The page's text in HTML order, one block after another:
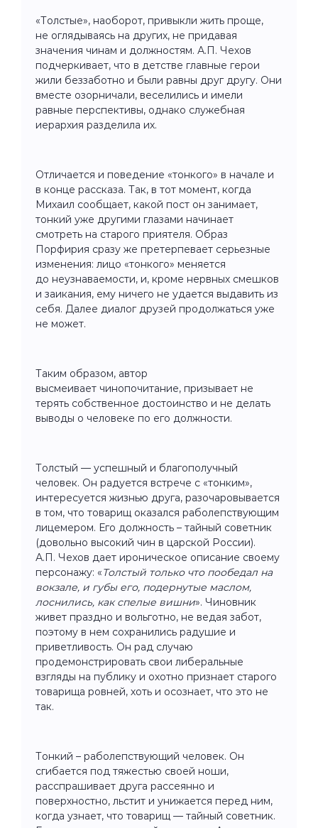
«Толстые», наоборот, привыкли жить проще,
не оглядываясь на других, не придавая
значения чинам и должностям. А.П. Чехов
подчеркивает, что в детстве главные герои
жили беззаботно и были равны друг другу. Они
вместе озорничали, веселились и имели
равные перспективы, однако служебная
иерархия разделила их.
Отличается и поведение «тонкого» в начале и
в конце рассказа. Так, в тот момент, когда
Михаил сообщает, какой пост он занимает,
тонкий уже другими глазами начинает
смотреть на старого приятеля. Образ
Порфирия сразу же претерпевает серьезные
изменения: лицо «тонкого» меняется
до неузнаваемости, и, кроме нервных смешков
и заикания, ему ничего не удается выдавить из
себя. Далее диалог друзей продолжаться уже
не может.
Таким образом, автор
высмеивает чинопочитание, призывает не
терять собственное достоинство и не делать
выводы о человеке по его должности.
Толстый — успешный и благополучный
человек. Он радуется встрече с «тонким»,
интересуется жизнью друга, разочаровывается
в том, что товарищ оказался раболепствующим
лицемером. Его должность – тайный советник
(довольно высокий чин в царской России).
А.П. Чехов дает ироническое описание своему
персонажу: «Толстый только что пообедал на
вокзале, и губы его, подернутые маслом,
лоснились, как спелые вишни». Чиновник
живет праздно и вольготно, не ведая забот,
поэтому в нем сохранились радушие и
приветливость. Он рад случаю
продемонстрировать свои либеральные
взгляды на публику и охотно признает старого
товарища ровней, хоть и осознает, что это не
так.
Тонкий – раболепствующий человек. Он
сгибается под тяжестью своей ноши,
расспрашивает друга рассеянно и
поверхностно, льстит и унижается перед ним,
когда узнает, что товарищ — тайный советник.